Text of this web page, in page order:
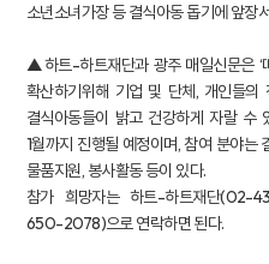
소년소녀가장 등 결식아동 돕기에 앞장
▲하트-하트재단과 광주 매일신문은 ‘
확산하기위해 기업 및 단체, 개인들의
결식아동들이 밝고 건강하게 자랄 수
1월까지 진행될 예정이며, 참여 분야는
물품지원, 봉사활동 등이 있다.
참가 희망자는 하트-하트재단
650-2078)으로 연락하면 된다.